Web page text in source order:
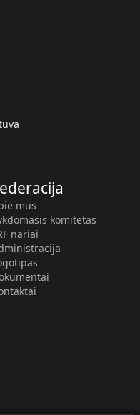
mus
komitetas
nariai